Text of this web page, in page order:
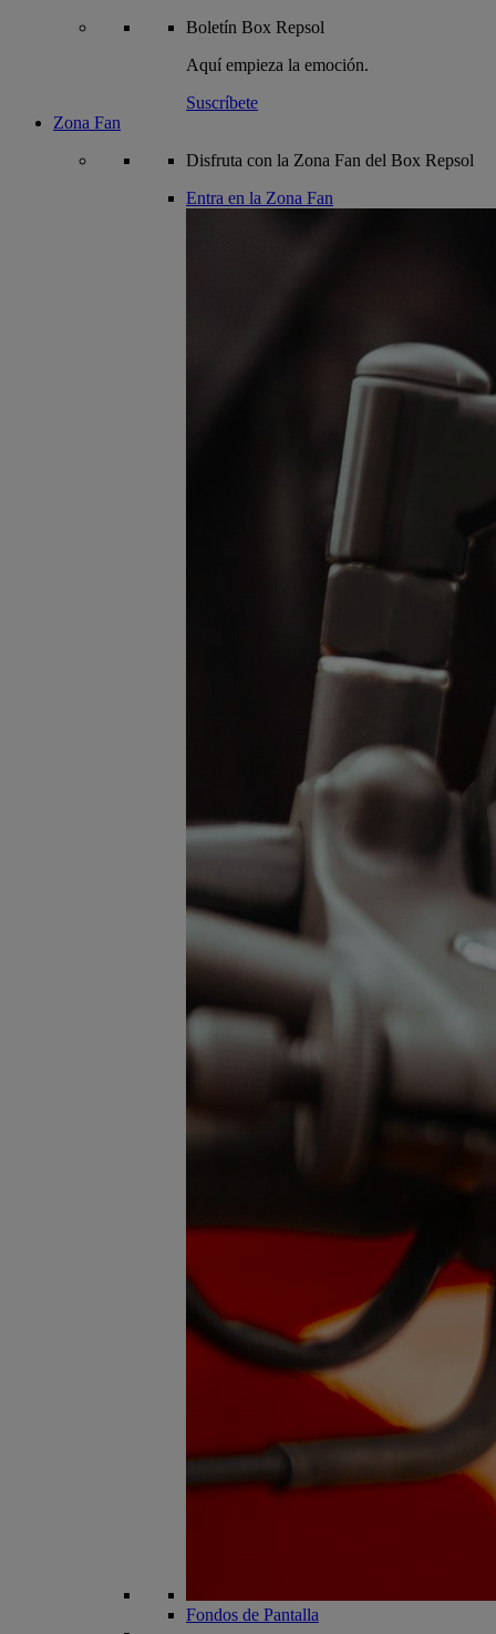
Boletín Box Repsol
Aquí empieza la emoción.
Suscríbete
Zona Fan
Disfruta con la Zona Fan del Box Repsol
Entra en la Zona Fan
Fondos de Pantalla